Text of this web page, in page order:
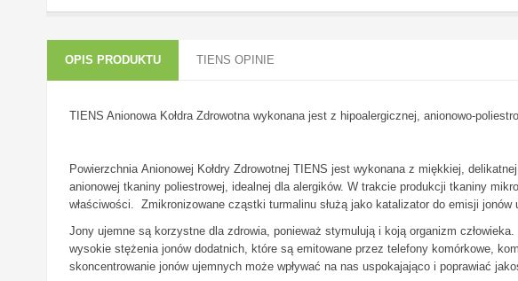
OPIS PRODUKTU TIENS OPINIE
TIENS Anionowa Kołdra Zdrowotna wykonana jest z hipoalergicznej, anionowo-
Powierzchnia Anionowej Kołdry Zdrowotnej TIENS jest wykonana z miękkiej,
anionowej tkaniny poliestrowej, idealnej dla alergików. W trakcie produkcji tkaniny
właściwości. Zmikronizowane cząstki turmalinu służą jako katalizator do emisji jonów
Jony ujemne są korzystne dla zdrowia, ponieważ stymulują i koją organizm
wysokie stężenia jonów dodatnich, które są emitowane przez telefony komórkowe,
skoncentrowanie jonów ujemnych może wpływać na nas uspokajająco i poprawiać